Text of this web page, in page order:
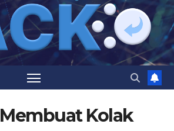
Kolak